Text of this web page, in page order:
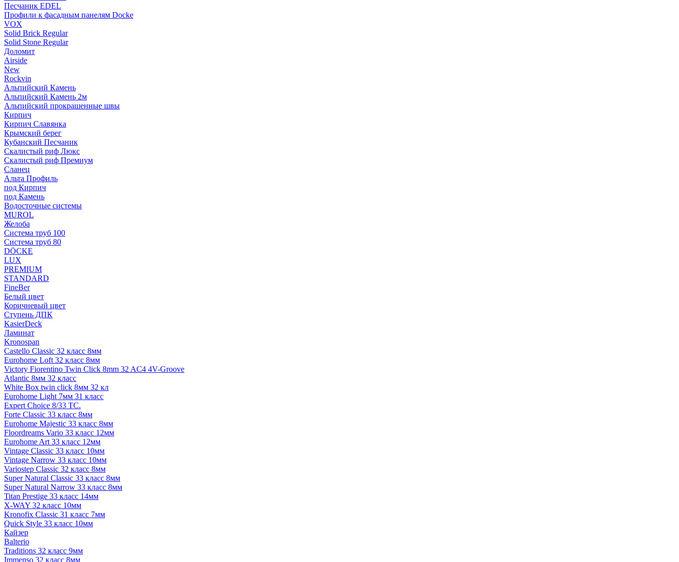
Пес­ча­ник EDEL
Профили к фасадным панелям Docke
VOX
Solid Brick Regular
Solid Stone Regular
Доломит
Airside
New
Rockvin
Альпийский Камень
Альпийский Камень 2м
Альпийский прокрашенные швы
Кирпич
Кирпич Славянка
Крымский берег
Кубанский Песчаник
Скалистый риф Люкс
Скалистый риф Премиум
Сланец
Альта Профиль
под Кирпич
под Камень
Водосточные системы
MUROL
Желоба
Система труб 100
Система труб 80
DÖCKE
LUX
PREMIUM
STANDARD
FineBer
Белый цвет
Коричневый цвет
Ступень ДПК
KasierDeck
Ламинат
Kronospan
Castello Classic 32 класс 8мм
Eurohome Loft 32 класс 8мм
Victory Fiorentino Twin Click 8mm 32 AC4 4V-Groove
Atlantic 8мм 32 класс
White Box twin click 8мм 32 кл
Eurohome Light 7мм 31 класс
Expert Choice 8/33 TC.
Forte Classic 33 класс 8мм
Eurohome Majestic 33 класс 8мм
Floordreams Vario 33 класс 12мм
Eurohome Art 33 класс 12мм
Vintage Classic 33 класс 10мм
Vintage Narrow 33 класс 10мм
Variostep Classic 32 класс 8мм
Super Natural Classic 33 класс 8мм
Super Natural Narrow 33 класс 8мм
Titan Prestige 33 класс 14мм
X-WAY 32 класс 10мм
Kronofix Classic 31 класс 7мм
Quick Style 33 класс 10мм
Кайзер
Balterio
Traditions 32 класс 9мм
Immenso 32 класс 8мм